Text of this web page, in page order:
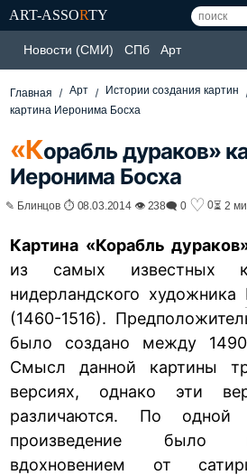
ART-ASSORTY
Новости (СМИ) СПб Арт
Главная Арт Истории создания картин
картина Иеронима Босха
«Корабль дураков»
Иеронима Босха
✎ Блинцов ⏱ 08.03.2014 👁 238🗨 0 ♡ 0⏳ 2
Картина «Корабль
из самых известных
нидерландского художника
(1460-1516).
было создано между
Смысл данной картины
версиях, однако эти
различаются. По
произведение было
вдохновением от